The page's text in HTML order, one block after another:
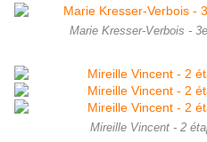
Marie Kresser-Verbois -
Mireille Vincent - 2